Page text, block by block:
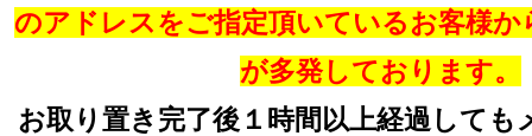
のアドレスをご指定頂いているお客様
が多発しております。
お取り置き完了後１時間以上経過しても